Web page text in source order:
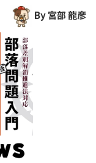
By 宮部 龍彦